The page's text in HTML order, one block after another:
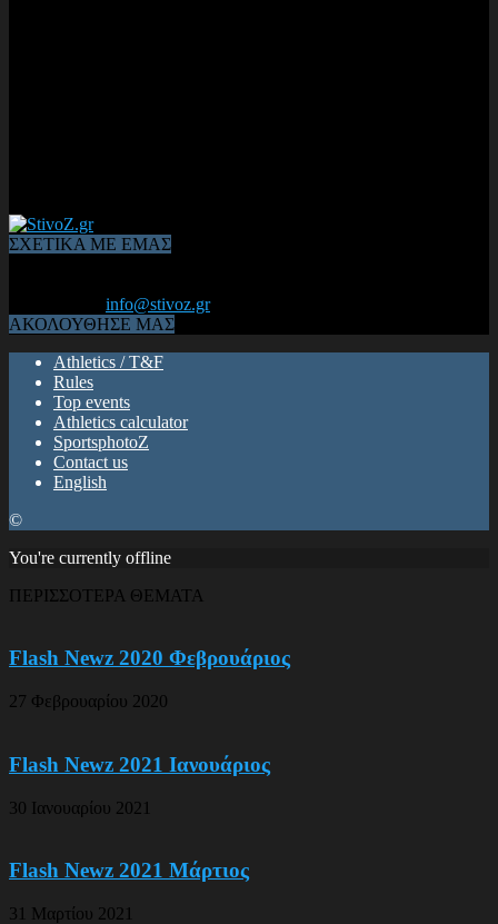
ΣΧΕΤΙΚΑ ΜΕ ΕΜΑΣ
info@stivoz.gr
ΑΚΟΛΟΥΘΗΣΕ ΜΑΣ
Athletics / T&F
Rules
Top events
Athletics calculator
SportsphotoZ
Contact us
English
©
You're currently offline
ΠΕΡΙΣΣΟΤΕΡΑ ΘΕΜΑΤΑ
Flash Newz 2020 Φεβρουάριος
27 Φεβρουαρίου 2020
Flash Newz 2021 Ιανουάριος
30 Ιανουαρίου 2021
Flash Newz 2021 Μάρτιος
31 Μαρτίου 2021